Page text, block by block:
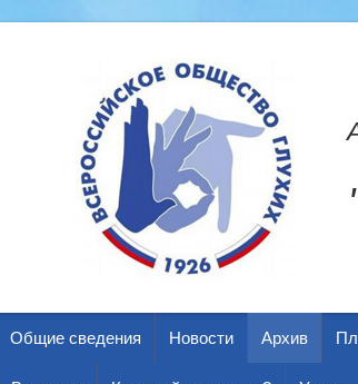
Общие сведения Новости Архив